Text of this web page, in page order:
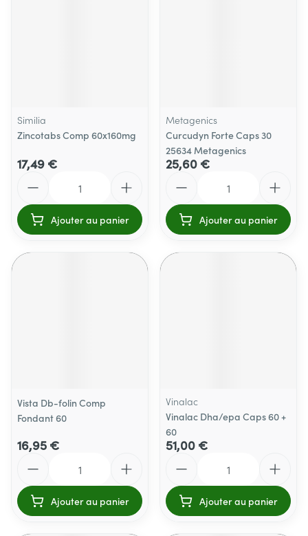
Similia
Zincotabs Comp 60x160mg
17,49 €
Ajouter au panier
Metagenics
Curcudyn Forte Caps 30
25634 Metagenics
25,60 €
Ajouter au panier
Vista Db-folin Comp
Fondant 60
16,95 €
Ajouter au panier
Vinalac
Vinalac Dha/epa Caps 60 +
60
51,00 €
Ajouter au panier